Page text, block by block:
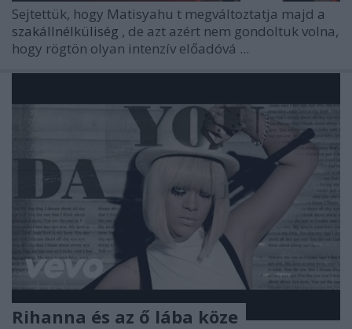
Sejtettük, hogy Matisyahu t megváltoztatja majd a
szakállnélküliség , de azt azért nem gondoltuk volna,
hogy rögtön olyan intenzív előadóvá ...
Rihanna és az ő lába köze